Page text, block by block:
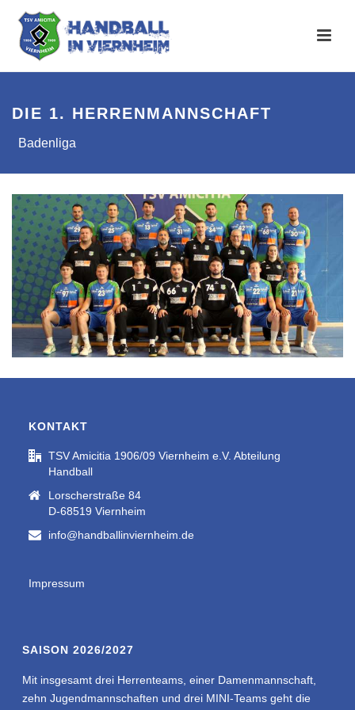
DIE 1. HERRENMANNSCHAFT
Badenliga
KONTAKT
TSV Amicitia 1906/09 Viernheim e.V. Abteilung
Handball
Lorscherstraße 84
D-68519 Viernheim
info@handballinviernheim.de
Impressum
SAISON 2026/2027
Mit insgesamt drei Herrenteams, einer Damenmannschaft,
zehn Jugendmannschaften und drei MINI-Teams geht die